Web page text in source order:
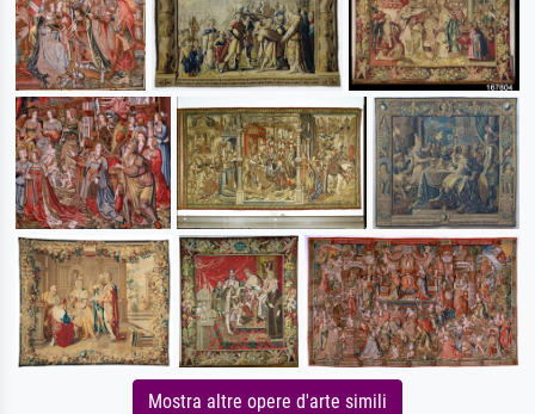
Mostra altre opere d'arte simili